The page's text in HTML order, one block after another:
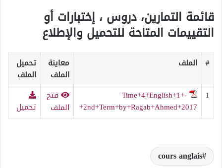
قائمة التمارين، دروس ، إختبارات أو
التقييمات المتاحة للتحميل والإطلاع
# الملف
معاينة
الملف
تحميل
الملف
1
Time+4+English+1+-
+2nd+Term+by+Ragab+Ahmed+2017
فتح
الملف
تحميل
cours anglais